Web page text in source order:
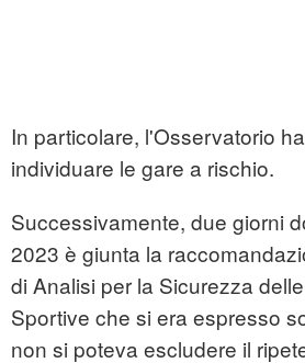
In particolare, l'Osservatorio
individuare le gare a rischio.
Successivamente, due giorni
2023 è giunta la
di Analisi per la Sicurezza
Sportive che si era espresso
non si poteva escludere il